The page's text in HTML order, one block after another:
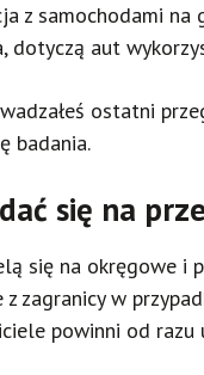
z samochodami na
dotyczą aut
ostatni
badania.
się na
się na okręgowe i
zagranicy w
powinni od